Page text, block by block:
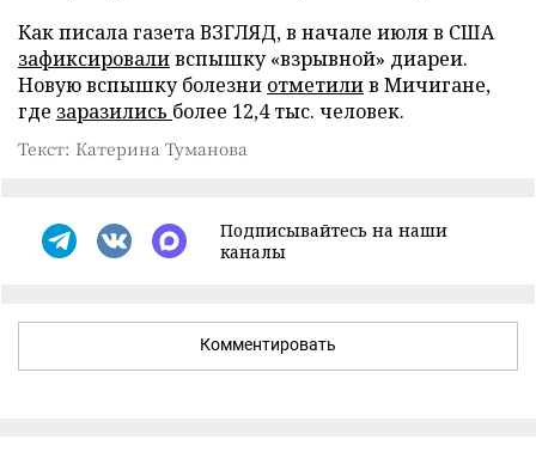
Как писала газета ВЗГЛЯД, в начале июля в США
зафиксироваливспышку «взрывной» диареи.
Новую вспышку болезни отметилив Мичигане,
где заразились более 12,4 тыс. человек.
Текст: Катерина Туманова
Подписывайтесь на наши
каналы
Комментировать